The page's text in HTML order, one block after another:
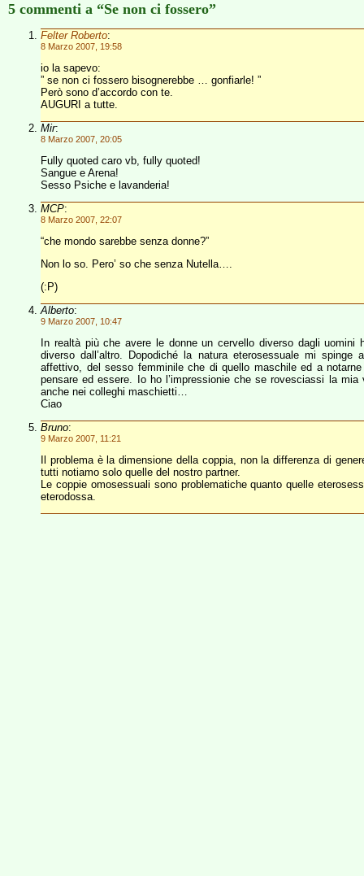
5 commenti a “Se non ci fossero”
Felter Roberto:
8 Marzo 2007, 19:58
io la sapevo:
” se non ci fossero bisognerebbe … gonfiarle! ”
Però sono d’accordo con te.
AUGURI a tutte.
Mir:
8 Marzo 2007, 20:05
Fully quoted caro vb, fully quoted!
Sangue e Arena!
Sesso Psiche e lavanderia!
MCP:
8 Marzo 2007, 22:07
“che mondo sarebbe senza donne?”
Non lo so. Pero’ so che senza Nutella….
(:P)
Alberto:
9 Marzo 2007, 10:47
In realtà più che avere le donne un cervello diverso dagli
diverso dall’altro. Dopodiché la natura eterosessuale mi
affettivo, del sesso femminile che di quello maschile ed a
pensare ed essere. Io ho l’impressionie che se rovesciassi la
anche nei colleghi maschietti…
Ciao
Bruno:
9 Marzo 2007, 11:21
Il problema è la dimensione della coppia, non la differenza di
tutti notiamo solo quelle del nostro partner.
Le coppie omosessuali sono problematiche quanto quelle
eterodossa.